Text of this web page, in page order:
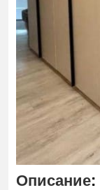
Описание: